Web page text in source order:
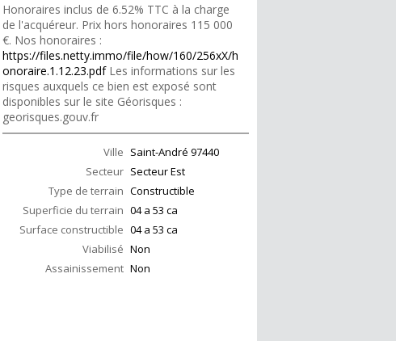
Honoraires inclus de 6.52% TTC à la charge
de l'acquéreur. Prix hors honoraires 115 000
€. Nos honoraires :
https://files.netty.immo/file/how/160/256xX/h
onoraire.1.12.23.pdfLes informations sur les
risques auxquels ce bien est exposé sont
disponibles sur le site Géorisques :
georisques.gouv.fr
Ville Saint-André 97440
Secteur Secteur Est
Type de terrain Constructible
Superficie du terrain 04 a 53 ca
Surface constructible 04 a 53 ca
Viabilisé Non
Assainissement Non